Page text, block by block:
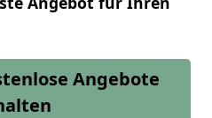
Angebote